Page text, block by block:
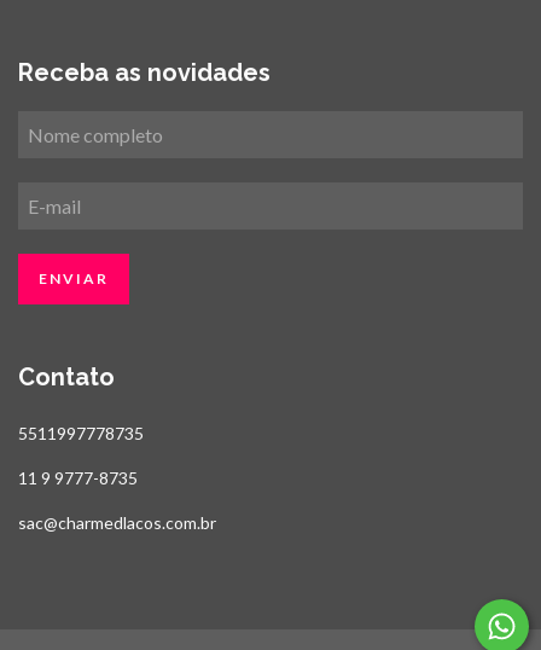
Receba as novidades
Contato
5511997778735
11 9 9777-8735
sac@charmedlacos.com.br